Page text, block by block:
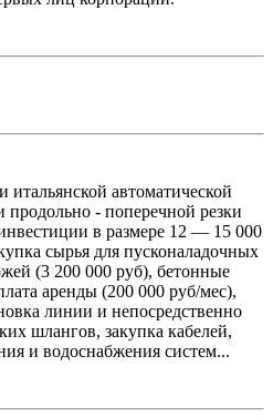
автоматической
- поперечной резки
в размере 12 — 15 000
сырья для пусконаладочных
(3 200 000 руб), бетонные
аренды (200 000 руб/мес),
линии и непосредственно
шлангов, закупка кабелей,
и водоснабжения систем...